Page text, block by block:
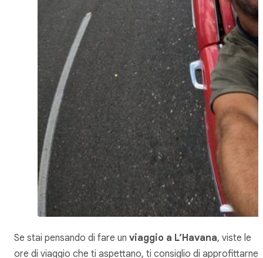
Se stai pensando di fare un viaggio a L’Havana, viste le
ore di viaggio che ti aspettano, ti consiglio di approfittarne